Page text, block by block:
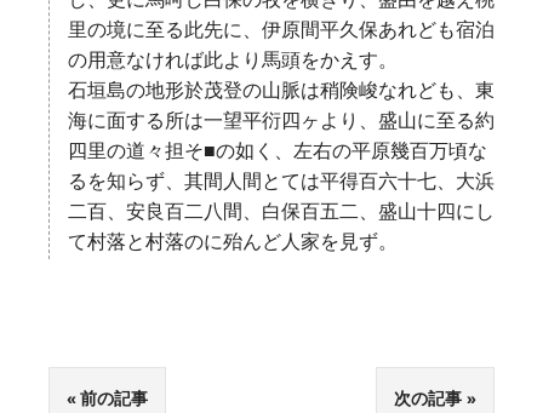
里の境に至る此先に、伊原間平久保あれども宿泊
の用意なければ此より馬頭をかえす。
石垣島の地形於茂登の山脈は稍険峻なれども、東
海に面する所は一望平衍四ヶより、盛山に至る約
四里の道々担そ■の如く、左右の平原幾百万頃な
るを知らず、其間人間とては平得百六十七、大浜
二百、安良百二八間、白保百五二、盛山十四にし
て村落と村落のに殆んど人家を見ず。
前の記事 次の記事